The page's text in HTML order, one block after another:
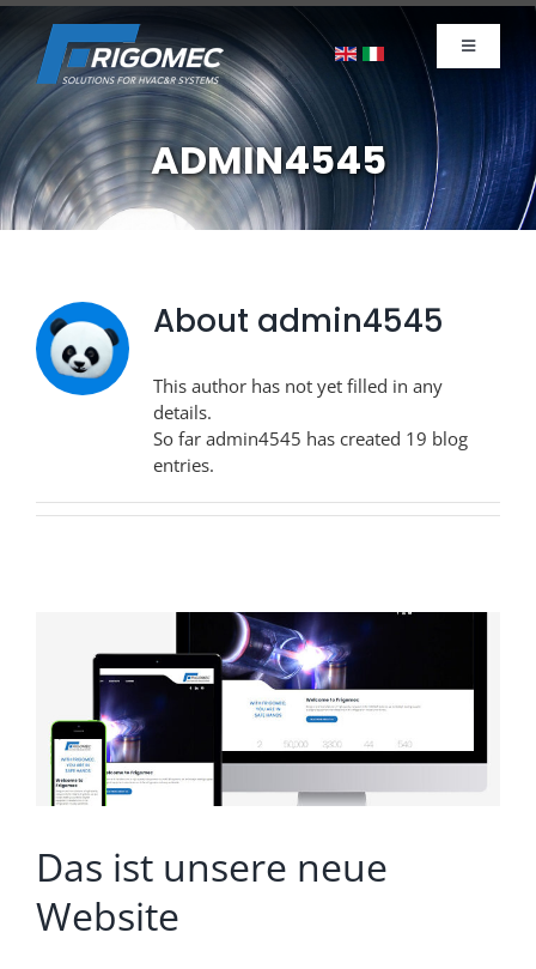
Skip
to
content
Toggle
UNTERNEHMEN
Produkte
News
Jobangebote
ADMIN4545
About admin4545
This author has not yet filled in any
details.
So far admin4545 has created 19 blog
entries.
Das ist unsere neue
Website